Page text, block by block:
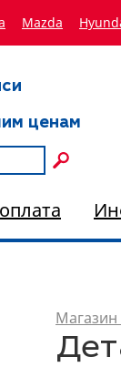
Мazda
ценам
Магазин